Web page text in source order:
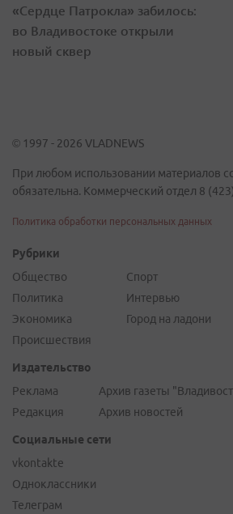
«Сердце Патрокла» забилось:
во Владивостоке открыли
новый сквер
© 1997 - 2026 VLADNEWS
При любом использовании материалов
обязательна. Коммерческий отдел 8
Политика обработки персональных данных
Рубрики
Общество
Политика
Экономика
Происшествия
Спорт
Интервью
Город на ладони
Издательство
Реклама
Редакция
Архив газеты
Архив новостей
Социальные сети
vkontakte
Одноклассники
Телеграм